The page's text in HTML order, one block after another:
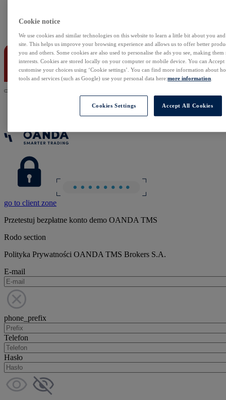
Kontakt
go to client zone
Przetestuj bezpłatne konto demo OANDA TMS
Rodo section
Polityka Prywatności OANDA TMS Brokers S.A.
E-mail
phone_prefix
Telefon
Hasło
Cookie notice
We use cookies and similar technologies on this website to learn a little bit about you
site. This helps us improve your browsing experience and allows us to offer better
you and others. Some cookies are also used to personalise the ads you see, making
interests. Cookies are stored locally on your computer or mobile device. You can
customise your choices using ‘Cookie settings’. You can find more information about
tools and services (such as Google) use your personal data here:more information
Cookies Settings Accept All Cookies